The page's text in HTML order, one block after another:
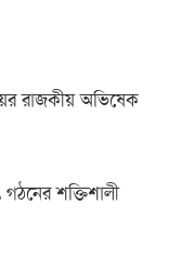
রাজকীয় অভিষেক
শক্তিশালী